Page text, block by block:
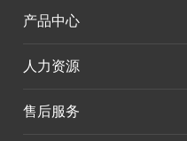
产品中心
人力资源
售后服务